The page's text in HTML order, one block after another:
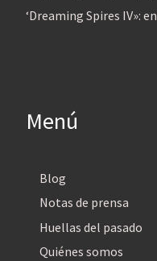
‘Dreaming Spires IV»:
Menú
Blog
Notas de prensa
Huellas del pasado
Quiénes somos